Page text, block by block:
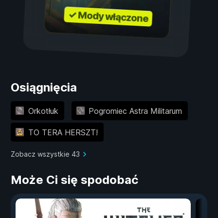
✓ Mody włączone
Osiągnięcia
Orkotłuk Pogromiec Astra Militarum
TO TERA HERSZT!
Zobacz wszystkie 43
Może Ci się spodobać